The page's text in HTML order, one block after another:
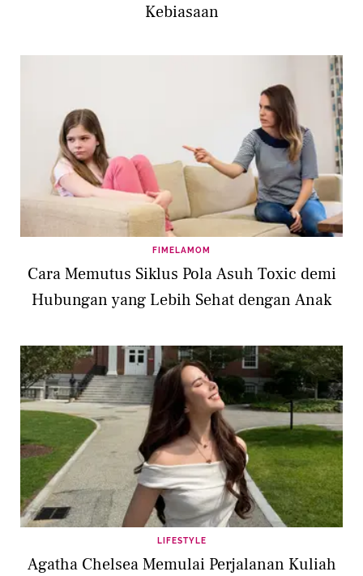
Kebiasaan
FIMELAMOM
Cara Memutus Siklus Pola Asuh Toxic demi
Hubungan yang Lebih Sehat dengan Anak
LIFESTYLE
Agatha Chelsea Memulai Perjalanan Kuliah